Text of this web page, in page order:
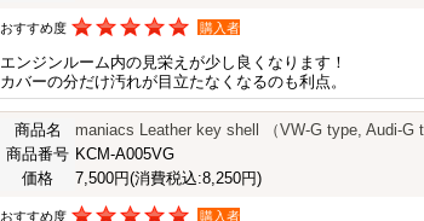
おすすめ度 購入者
エンジンルーム内の見栄えが少し良くなります！
カバーの分だけ汚れが目立たなくなるのも利点。
商品名
maniacs Leather key shell （VW-G type, Audi-G
商品番号 KCM-A005VG
価格
7,500円(消費税込:8,250円)
おすすめ度 購入者